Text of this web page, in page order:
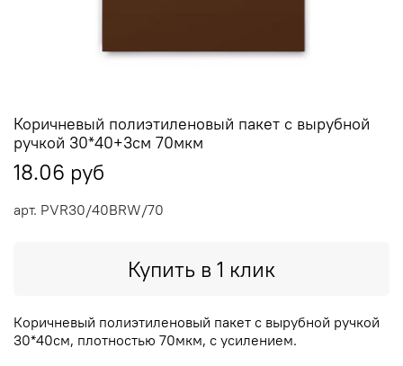
арт. PVR30/40BRW/70
Коричневый полиэтиленовый пакет с вырубной
ручкой 30*40+3см 70мкм
18.06 руб
Купить в 1 клик
Коричневый полиэтиленовый пакет с вырубной ручкой
30*40см, плотностью 70мкм, с усилением.